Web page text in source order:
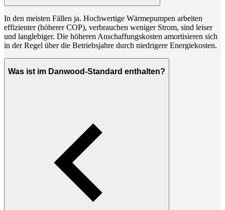
In den meisten Fällen ja. Hochwertige Wärmepumpen arbeiten
effizienter (höherer COP), verbrauchen weniger Strom, sind leiser
und langlebiger. Die höheren Anschaffungskosten amortisieren sich
in der Regel über die Betriebsjahre durch niedrigere Energiekosten.
Was ist im Danwood-Standard enthalten?